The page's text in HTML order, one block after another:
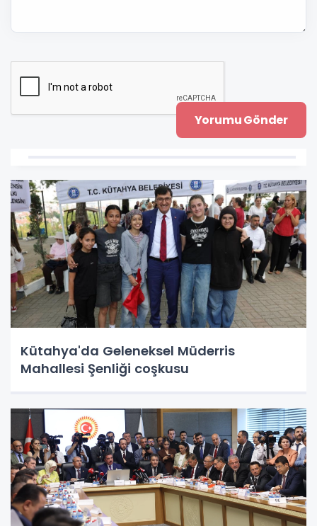
Kütahya'da Geleneksel Müderris
Mahallesi Şenliği coşkusu